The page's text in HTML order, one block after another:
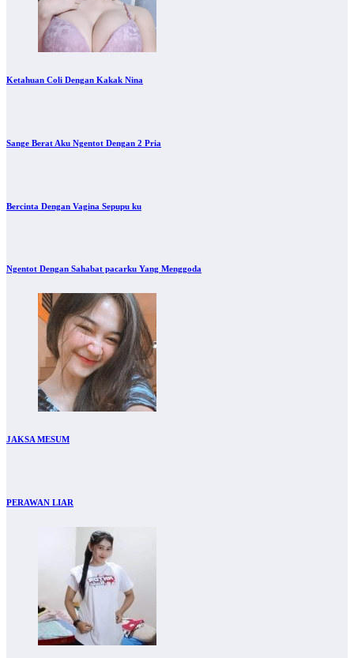
Ketahuan Coli Dengan Kakak Nina
Sange Berat Aku Ngentot Dengan 2 Pria
Bercinta Dengan Vagina Sepupu ku
Ngentot Dengan Sahabat pacarku Yang Menggoda
JAKSA MESUM
PERAWAN LIAR